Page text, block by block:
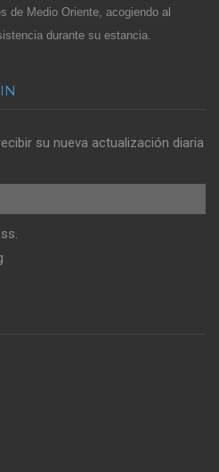
de Medio Oriente, acogiendo al
durante su estancia.
su nueva actualización diaria